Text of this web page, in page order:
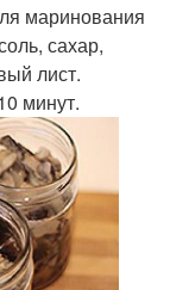
маринования
сахар,
лист.
минут.